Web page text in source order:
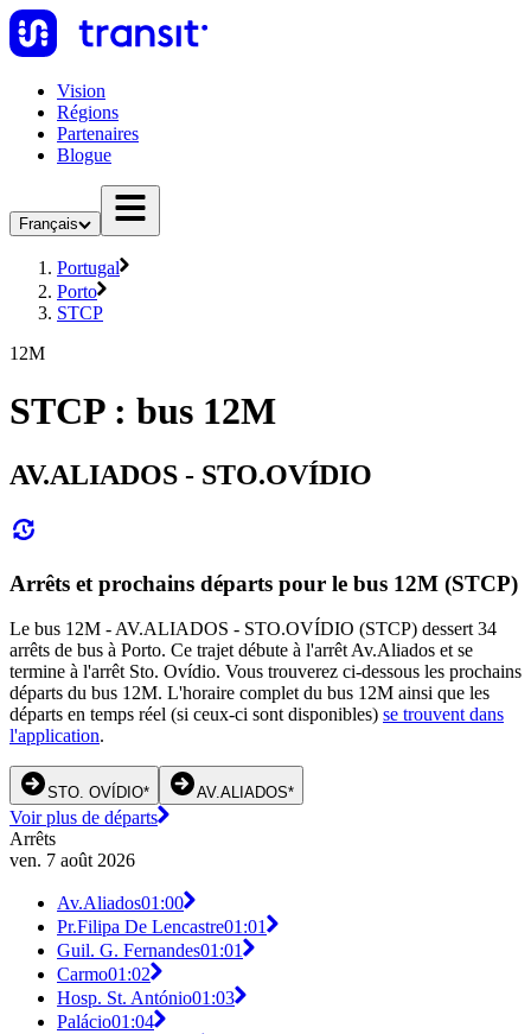
Vision
Régions
Partenaires
Blogue
Français
Portugal
Porto
STCP
12M
STCP : bus 12M
AV.ALIADOS - STO.OVÍDIO
Arrêts et prochains départs pour le bus 12M (STCP)
Le bus 12M - AV.ALIADOS - STO.OVÍDIO (STCP) dessert 34
arrêts de bus à Porto. Ce trajet débute à l'arrêt Av.Aliados et se
termine à l'arrêt Sto. Ovídio. Vous trouverez ci-dessous les prochains
départs du bus 12M. L'horaire complet du bus 12M ainsi que les
départs en temps réel (si ceux-ci sont disponibles) se trouvent dans
l'application.
STO. OVÍDIO* AV.ALIADOS*
Voir plus de départs
Arrêts
ven. 7 août 2026
Av.Aliados01:00
Pr.Filipa De Lencastre01:01
Guil. G. Fernandes01:01
Carmo01:02
Hosp. St. António01:03
Palácio01:04